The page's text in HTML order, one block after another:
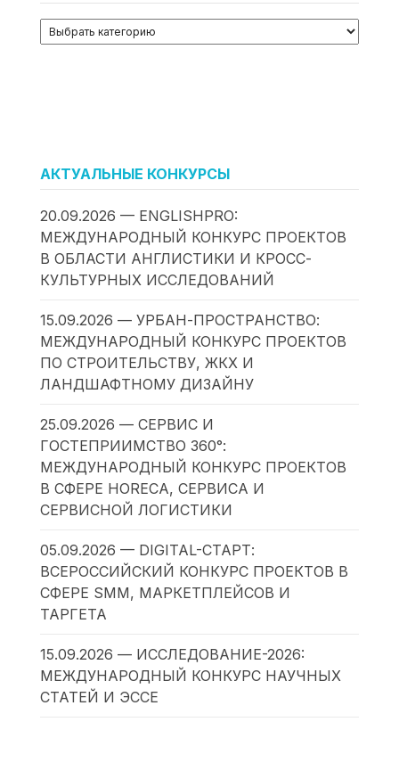
АКТУАЛЬНЫЕ КОНКУРСЫ
20.09.2026 — ENGLISHPRO:
МЕЖДУНАРОДНЫЙ КОНКУРС ПРОЕКТОВ
В ОБЛАСТИ АНГЛИСТИКИ И КРОСС-
КУЛЬТУРНЫХ ИССЛЕДОВАНИЙ
15.09.2026 — УРБАН-ПРОСТРАНСТВО:
МЕЖДУНАРОДНЫЙ КОНКУРС ПРОЕКТОВ
ПО СТРОИТЕЛЬСТВУ, ЖКХ И
ЛАНДШАФТНОМУ ДИЗАЙНУ
25.09.2026 — СЕРВИС И
ГОСТЕПРИИМСТВО 360°:
МЕЖДУНАРОДНЫЙ КОНКУРС ПРОЕКТОВ
В СФЕРЕ HORECA, СЕРВИСА И
СЕРВИСНОЙ ЛОГИСТИКИ
05.09.2026 — DIGITAL-СТАРТ:
ВСЕРОССИЙСКИЙ КОНКУРС ПРОЕКТОВ В
СФЕРЕ SMM, МАРКЕТПЛЕЙСОВ И
ТАРГЕТА
15.09.2026 — ИССЛЕДОВАНИЕ-2026:
МЕЖДУНАРОДНЫЙ КОНКУРС НАУЧНЫХ
СТАТЕЙ И ЭССЕ